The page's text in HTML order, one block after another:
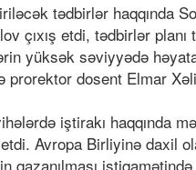
tədbirlər haqqında
çıxış etdi, tədbirlər planı
yüksək səviyyədə
prorektor dosent Elmar
iştirakı haqqında
Avropa Birliyinə daxil
istiqamətində